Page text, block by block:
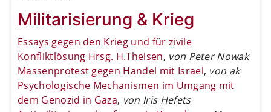
Militarisierung & Krieg
Essays gegen den Krieg und für zivile
Konfliktlösung Hrsg. H.Theisen, von Peter Nowak
Massenprotest gegen Handel mit Israel, von ak
Psychologische Mechanismen im Umgang mit
dem Genozid in Gaza, von Iris Hefets